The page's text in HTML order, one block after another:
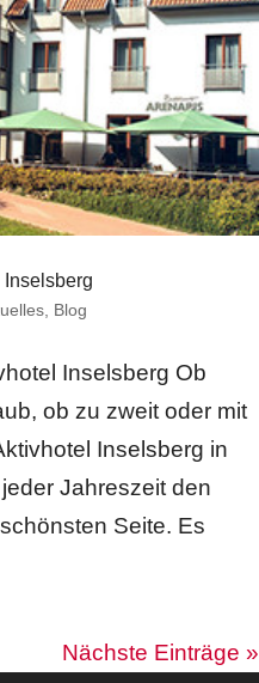
Blog
Inselsberg Ob
ob zu zweit oder mit
Inselsberg in
Jahreszeit den
Seite. Es
Nächste Einträge »